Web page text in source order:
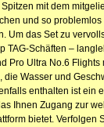
mit dem
und so problemlos
Um das Set zu
TAG-Schäften –
Pro Ultra No.6 Flights
die Wasser und
enthalten ist ein
Ihnen Zugang zur
bietet. Verfolgen